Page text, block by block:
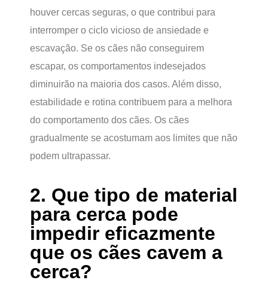
houver cercas seguras, o que contribui para
interromper o ciclo vicioso de ansiedade e
escavação. Se os cães não conseguirem
escapar, os comportamentos indesejados
diminuirão na maioria dos casos. Além disso,
estabilidade e rotina contribuem para a melhora
do comportamento dos cães. Os cães
gradualmente se acostumam aos limites que não
podem ultrapassar.
2. Que tipo de material
para cerca pode
impedir eficazmente
que os cães cavem a
cerca?